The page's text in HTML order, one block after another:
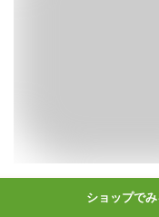
ショップでみ